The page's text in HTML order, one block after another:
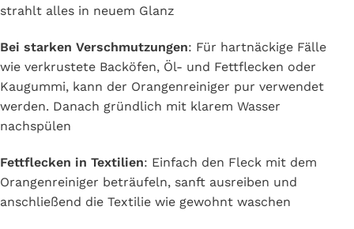
strahlt alles in neuem Glanz
Bei starken Verschmutzungen: Für hartnäckige Fälle
wie verkrustete Backöfen, Öl- und Fettflecken oder
Kaugummi, kann der Orangenreiniger pur verwendet
werden. Danach gründlich mit klarem Wasser
nachspülen
Fettflecken in Textilien: Einfach den Fleck mit dem
Orangenreiniger beträufeln, sanft ausreiben und
anschließend die Textilie wie gewohnt waschen